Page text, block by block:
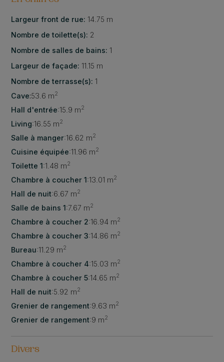
Largeur front de rue: 14.75 m
Nombre de toilette(s): 2
Nombre de salles de bains: 1
Largeur de façade: 11.15 m
Nombre de terrasse(s): 1
Cave:53.6 m2
Hall d'entrée:15.9 m2
Living:16.55 m2
Salle à manger:16.62 m2
Cuisine équipée:11.96 m2
Toilette 1:1.48 m2
Chambre à coucher 1:13.01 m2
Hall de nuit:6.67 m2
Salle de bains 1:7.67 m2
Chambre à coucher 2:16.94 m2
Chambre à coucher 3:14.86 m2
Bureau:11.29 m2
Chambre à coucher 4:15.03 m2
Chambre à coucher 5:14.65 m2
Hall de nuit:5.92 m2
Grenier de rangement:9.63 m2
Grenier de rangement:9 m2
Divers